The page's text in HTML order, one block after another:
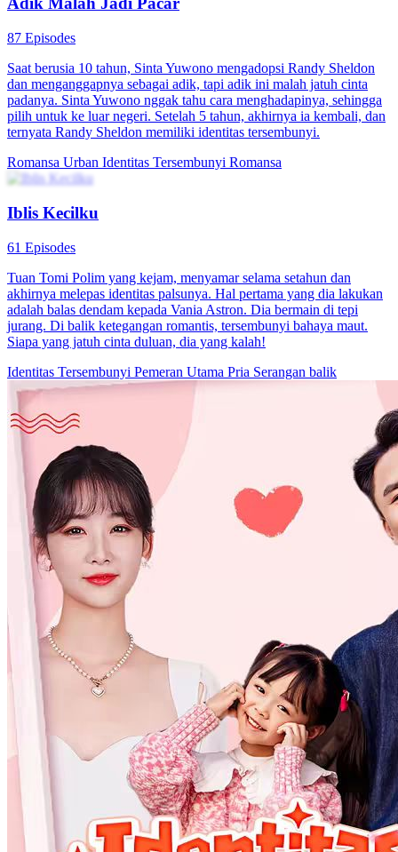
Tianlong, ayah dari Xiao Yan, tiba, berniat untuk memenjarakan
yang luar biasa, Li Qian menekan penguasa kota, dan Cincin Raja
situasinya terkendali, Pelindung Kiri Aula Naga Tersembunyi, Miao
Yue, tiba, berusaha membunuh penipu yang menyamar sebagai
Panglima Naga...
Balas Dendam Teka-Teki Identitas
Permainan Identitas
100 Episodes
Pada awal semester baru, Mina Linata, putri keluarga terkaya,
karung goni. Penampilannya dihina teman-temannya. Tak lama
kemudian, sebuah mobil Rolls-Royce berhenti di depan gerbang
sekolah. Mina segera mengenali mobil tersebut, "Bukankah ini
mobil keluargaku?!" Orang yang turun dari mobil itu adalah Sisi
Linata, putri sopir keluarga Linata. Semua orang mengira gadis yang
menyapanya. Mendengar bahwa sekolah akan mengadakan Kontes
Dewi, Sisi memutuskan untuk melepaskan identitas miskin yang
selalu membuatnya dihina dan menghilangkan rasa malunya di masa
lalu. Sementara itu, Mina, putri keluarga Linata yang sebenarnya,
tetap rendah hati dalam bertindak.
Identitas TersembunyiLainnya
Asmara Terjalin Identitas Lain
80 Episodes
Oleh karena takdir, Eva Kurnia sang Megabintang bertemu dengan
Faiz Widodo, seorang bos perusahaan iklan. Demi melawan
paksaan keluarga, mereka menyamar dan bertemu di sebuah kencan
buta. Ketika menggunakan identitas asli, mereka tak menyukai satu
sama lain, tapi ketika menggunakan identitas yang lain, hubungan
asmara pun terjalin. Berbagai kejadian menghiasi kisah mereka,
hingga mereka menyadari perasaan satu sama lain.
Romansa UrbanSerangan balik
Siapa Putri Kaya Sebenarnya？
63 Episodes
Putri konglomerat Nadira diam-diam kembali dan masuk akademi
desain dengan identitas tersembunyi. Di jamuan pembukaan,